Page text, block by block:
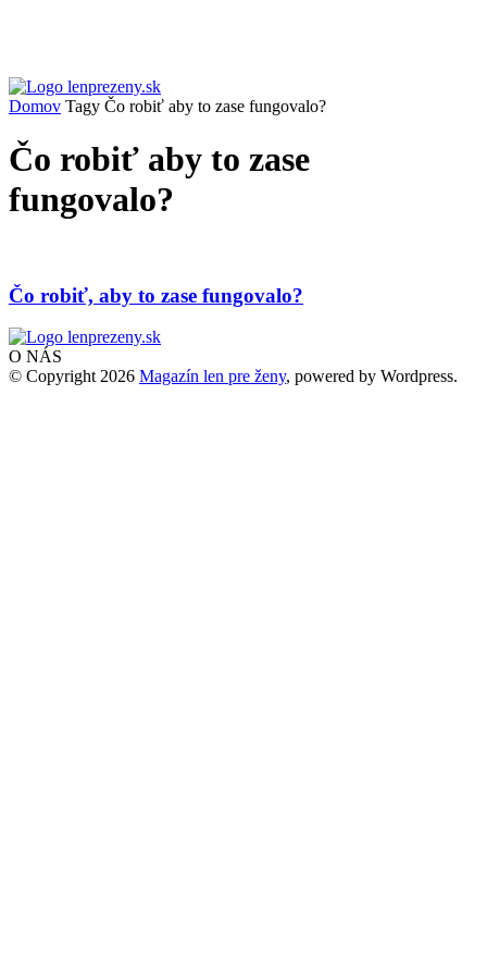
Domov Tagy Čo robiť aby to zase fungovalo?
Čo robiť aby to zase
fungovalo?
Čo robiť, aby to zase fungovalo?
O NÁS
© Copyright 2026 Magazín len pre ženy, powered by Wordpress.